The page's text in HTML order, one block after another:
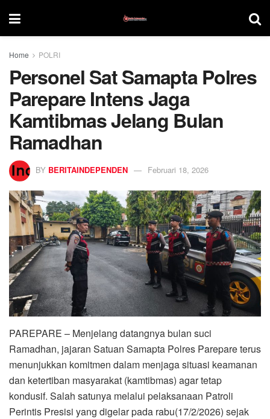
Home POLRI
Personel Sat Samapta Polres
Parepare Intens Jaga
Kamtibmas Jelang Bulan
Ramadhan
BY BERITAINDEPENDEN Februari 18, 2026
PAREPARE – Menjelang datangnya bulan suci
Ramadhan, jajaran Satuan Samapta Polres Parepare terus
menunjukkan komitmen dalam menjaga situasi keamanan
dan ketertiban masyarakat (kamtibmas) agar tetap
kondusif. Salah satunya melalui pelaksanaan Patroli
Perintis Presisi yang digelar pada rabu(17/2/2026) sejak